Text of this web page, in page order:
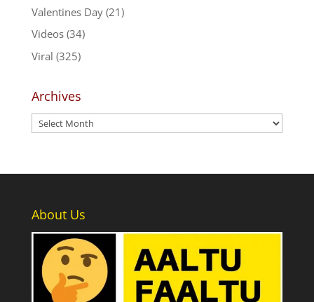
Valentines Day(21)
Videos(34)
Viral (325)
Archives
Archives
About Us